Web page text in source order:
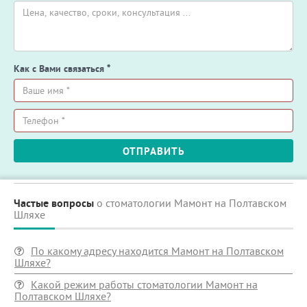
Как с Вами связаться *
Ваше
имя
*
Телефон
ОТПРАВИТЬ
Частые вопросы о стоматологии Мамонт на Полтавском
Шляхе
По какому адресу находится Мамонт на Полтавском
Шляхе?
Какой режим работы стоматологии Мамонт на
Полтавском Шляхе?